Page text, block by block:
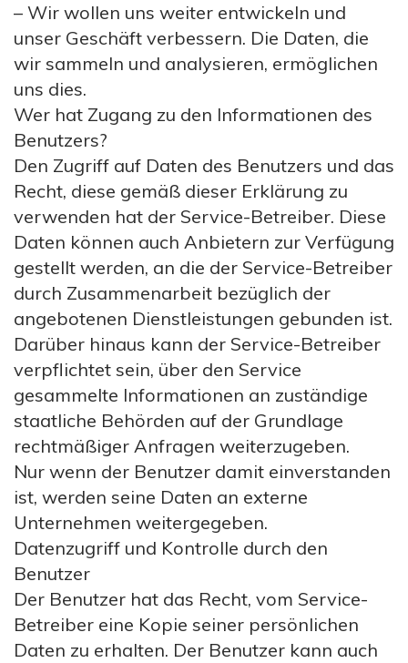
– Wir wollen uns weiter entwickeln und
unser Geschäft verbessern. Die Daten, die
wir sammeln und analysieren, ermöglichen
uns dies.
Wer hat Zugang zu den Informationen des
Benutzers?
Den Zugriff auf Daten des Benutzers und das
Recht, diese gemäß dieser Erklärung zu
verwenden hat der Service-Betreiber. Diese
Daten können auch Anbietern zur Verfügung
gestellt werden, an die der Service-Betreiber
durch Zusammenarbeit bezüglich der
angebotenen Dienstleistungen gebunden ist.
Darüber hinaus kann der Service-Betreiber
verpflichtet sein, über den Service
gesammelte Informationen an zuständige
staatliche Behörden auf der Grundlage
rechtmäßiger Anfragen weiterzugeben.
Nur wenn der Benutzer damit einverstanden
ist, werden seine Daten an externe
Unternehmen weitergegeben.
Datenzugriff und Kontrolle durch den
Benutzer
Der Benutzer hat das Recht, vom Service-
Betreiber eine Kopie seiner persönlichen
Daten zu erhalten. Der Benutzer kann auch